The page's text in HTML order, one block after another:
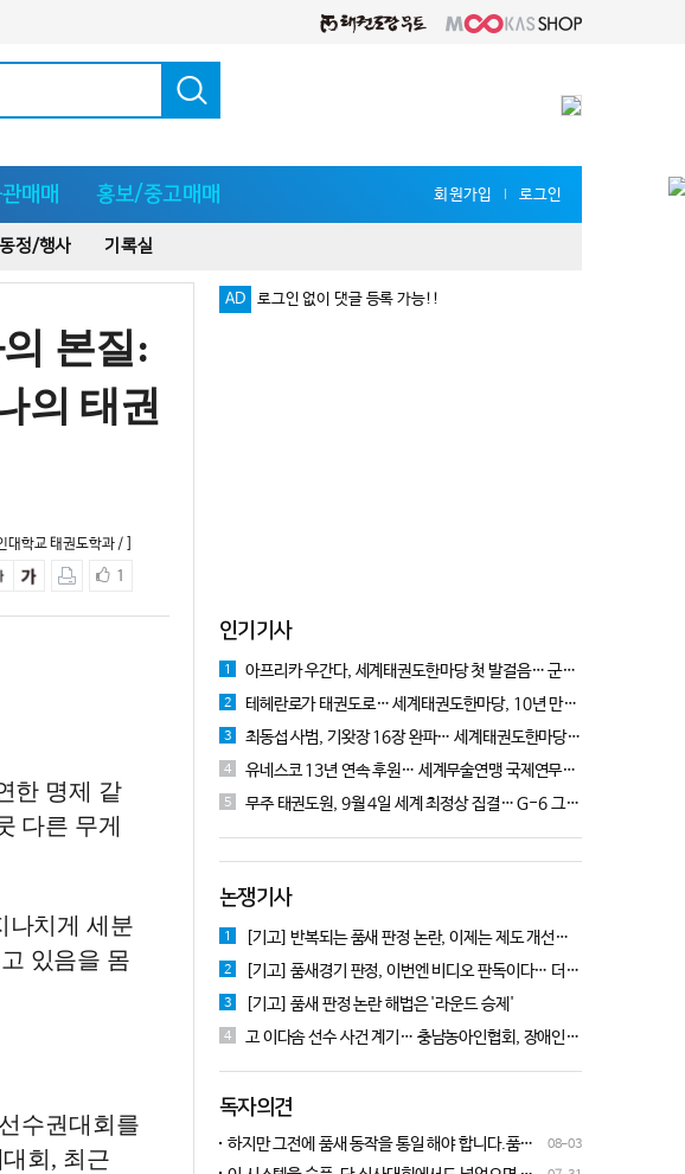
매매 홍보/중고매매 회원가입 l 로그인
동정/행사 기록실
본질:
의 태권
대학교 태권도학과 / ]
1
한 명제 같
다른 무게
나치게 세분
있음을 몸
수권대회를
회, 최근
AD 로그인 없이 댓글 등록 가능!!
인기기사
1 아프리카 우간다, 세계태권도한마당 첫 발걸음… 군의관 콘데 "잊지 못할 경험"
2 테헤란로가 태권도로… 세계태권도한마당, 10년 만에 국기원서 개막!
3 최동섭 사범, 기왓장 16장 완파… 세계태권도한마당 주먹격파 우승
4 유네스코 13년 연속 후원… 세계무술연맹 국제연무대회 10월 충주서 개막
5 무주 태권도원, 9월 4일 세계 최정상 집결… G-6 그랑프리 시리즈 개막
논쟁기사
1 [기고] 반복되는 품새 판정 논란, 이제는 제도 개선을 논의할 때!
2 [기고] 품새경기 판정, 이번엔 비디오 판독이다… 더 이상 미룰 수 없다
3 [기고] 품새 판정 논란 해법은 '라운드 승제'
4 고 이다솜 선수 사건 계기… 충남농아인협회, 장애인체육 제도개선 9개 정책 제안
독자의견
08-03
하지만 그전에 품새 동작을 통일 해야 합니다.품새
심판 교육에 여러번 참석 했었는데, 강사 마다 동작